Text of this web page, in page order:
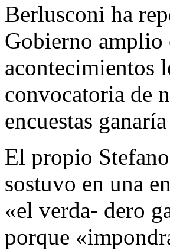
Berlusconi ha
Gobierno amplio
acontecimientos
convocatoria de
encuestas
El propio
sostuvo en una
«el verda- dero
porque